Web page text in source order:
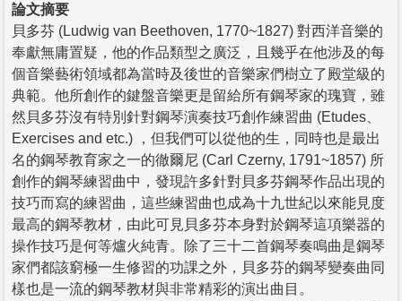
論文摘要
貝多芬 (Ludwig van Beethoven, 1770~1827) 對西洋音樂的
奉獻無庸置疑，他的作品類型之廣泛，且幾乎在他涉及的每
個音樂藝術領域都為當時及後世的音樂家們樹立了殿堂級的
典範。他所創作的鍵盤音樂更是留給所有鋼琴家的瑰寶，雖
然貝多芬沒有特別針對鋼琴演奏技巧創作練習曲 (Etudes、
Exercises and etc.) ，但我們可以從他的生，同時也是最出
名的鋼琴教育家之一的徹爾尼 (Carl Czerny, 1791~1857) 所
創作的鋼琴練習曲中，發現許多針對貝多芬鋼琴作品出現的
技巧而寫的練習曲，這些練習曲也成為十九世紀以來能見度
最高的鋼琴教材，由此可見貝多芬本身對於鋼琴這項樂器的
操作技巧是何等爐火純青。除了三十二首鋼琴奏鳴曲是鋼琴
家們都該窮極一生修習的功課之外，貝多芬的鋼琴變奏曲同
樣也是一流的鋼琴教材與非常精彩的演出曲目。